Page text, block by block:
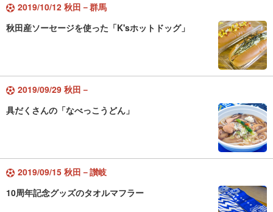
2019/10/12 秋田－群馬
秋田産ソーセージを使った「K'sホットドッグ」
2019/09/29 秋田－
具だくさんの「なべっこうどん」
2019/09/15 秋田－讃岐
10周年記念グッズのタオルマフラー